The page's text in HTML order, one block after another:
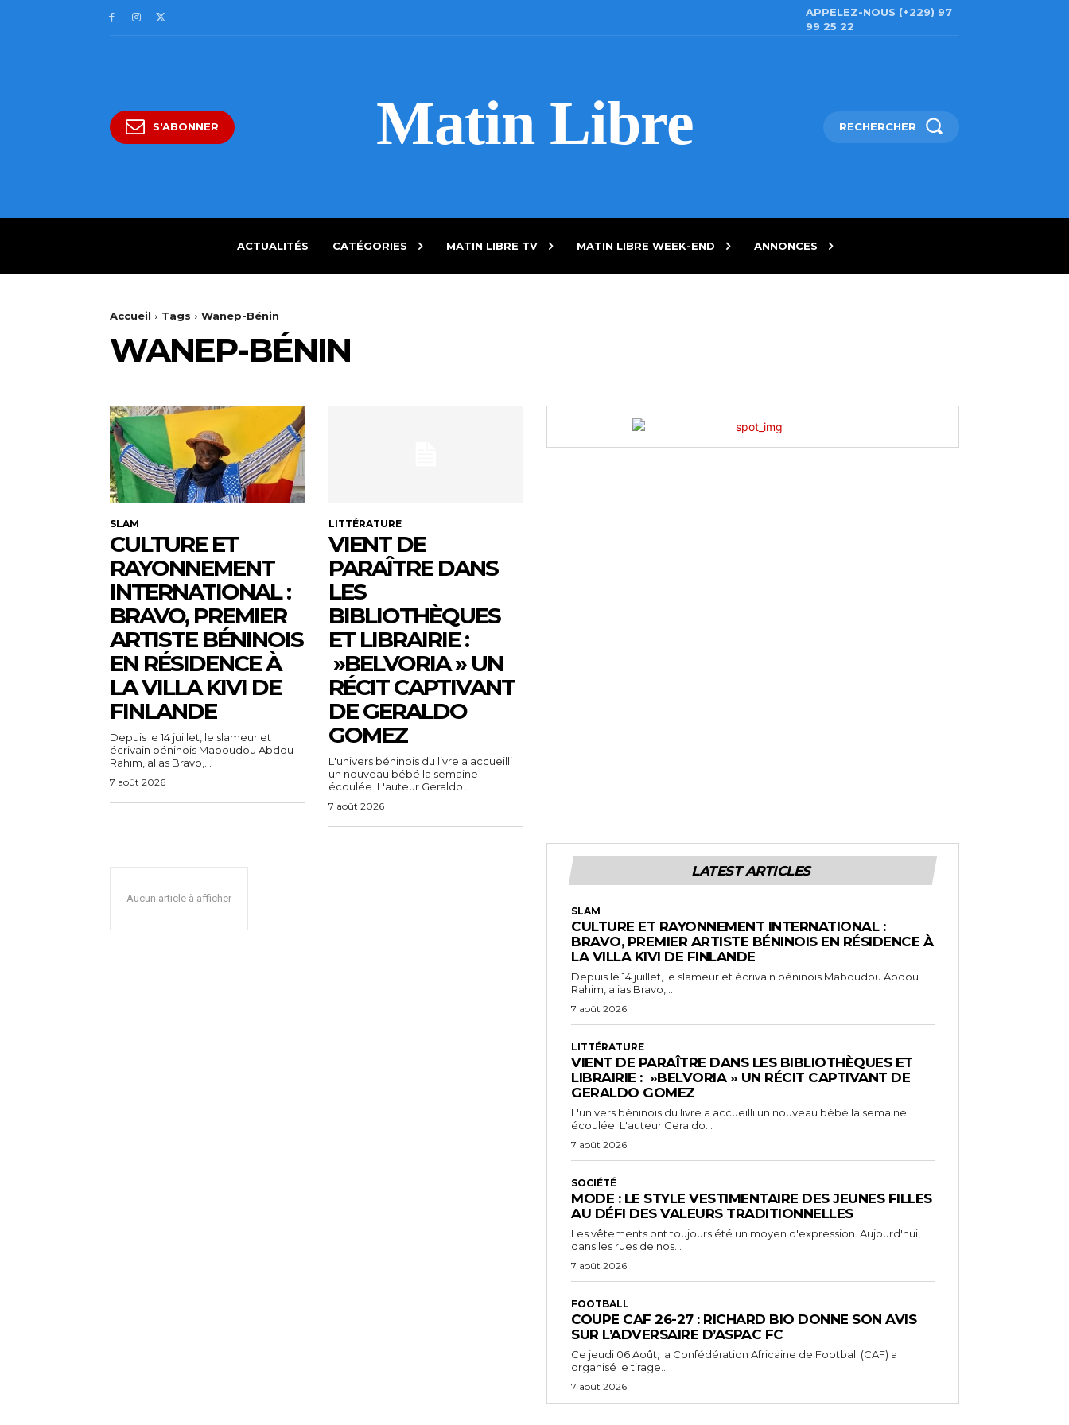
APPELEZ-NOUS (+229) 97
99 25 22
S'ABONNER Matin Libre RECHERCHER
ACTUALITÉS CATÉGORIES MATIN LIBRE TV MATIN LIBRE WEEK-END ANNONCES
Accueil Tags Wanep-Bénin
WANEP-BÉNIN
SLAM
CULTURE ET
RAYONNEMENT
INTERNATIONAL :
BRAVO, PREMIER
ARTISTE BÉNINOIS
EN RÉSIDENCE À
LA VILLA KIVI DE
FINLANDE
Depuis le 14 juillet, le slameur et
écrivain béninois Maboudou Abdou
Rahim, alias Bravo,...
7 août 2026
LITTÉRATURE
VIENT DE
PARAÎTRE DANS
LES
BIBLIOTHÈQUES
ET LIBRAIRIE :
»BELVORIA » UN
RÉCIT CAPTIVANT
DE GERALDO
GOMEZ
L'univers béninois du livre a accueilli
un nouveau bébé la semaine
écoulée. L'auteur Geraldo...
7 août 2026
Aucun article à afficher
LATEST ARTICLES
SLAM
CULTURE ET RAYONNEMENT INTERNATIONAL :
BRAVO, PREMIER ARTISTE BÉNINOIS EN RÉSIDENCE À
LA VILLA KIVI DE FINLANDE
Depuis le 14 juillet, le slameur et écrivain béninois Maboudou Abdou
Rahim, alias Bravo,...
7 août 2026
LITTÉRATURE
VIENT DE PARAÎTRE DANS LES BIBLIOTHÈQUES ET
LIBRAIRIE : »BELVORIA » UN RÉCIT CAPTIVANT DE
GERALDO GOMEZ
L'univers béninois du livre a accueilli un nouveau bébé la semaine
écoulée. L'auteur Geraldo...
7 août 2026
SOCIÉTÉ
MODE : LE STYLE VESTIMENTAIRE DES JEUNES FILLES
AU DÉFI DES VALEURS TRADITIONNELLES
Les vêtements ont toujours été un moyen d'expression. Aujourd'hui,
dans les rues de nos...
7 août 2026
FOOTBALL
COUPE CAF 26-27 : RICHARD BIO DONNE SON AVIS
SUR L’ADVERSAIRE D’ASPAC FC
‎Ce jeudi 06 Août, la Confédération Africaine de Football (CAF) a
organisé le tirage...
7 août 2026